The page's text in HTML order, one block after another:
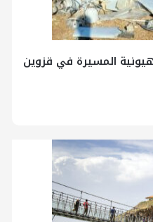
المسيرة في قزوين